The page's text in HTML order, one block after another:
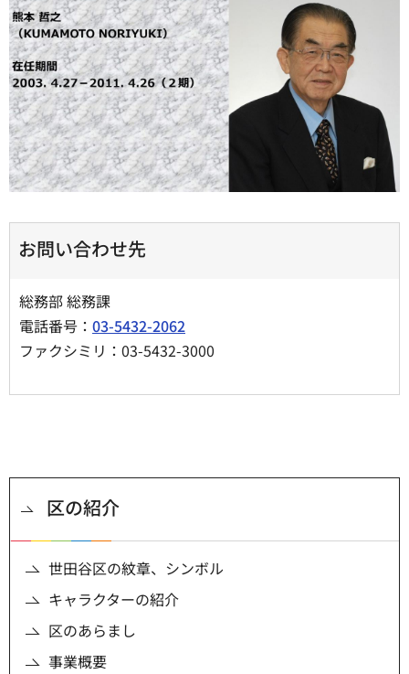
お問い合わせ先
総務部 総務課
電話番号： 03-5432-2062
ファクシミリ：03-5432-3000
区の紹介
世田谷区の紋章、シンボル
キャラクターの紹介
区のあらまし
事業概要